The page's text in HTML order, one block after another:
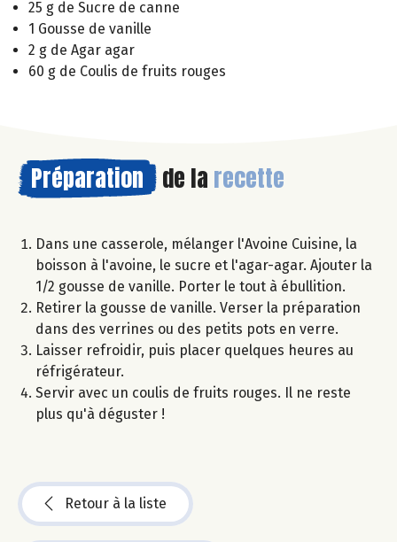
25 g de Sucre de canne
1 Gousse de vanille
2 g de Agar agar
60 g de Coulis de fruits rouges
Préparation de la recette
Dans une casserole, mélanger l'Avoine Cuisine, la
boisson à l'avoine, le sucre et l'agar-agar. Ajouter la
1/2 gousse de vanille. Porter le tout à ébullition.
Retirer la gousse de vanille. Verser la préparation
dans des verrines ou des petits pots en verre.
Laisser refroidir, puis placer quelques heures au
réfrigérateur.
Servir avec un coulis de fruits rouges. Il ne reste
plus qu'à déguster !
Retour à la liste